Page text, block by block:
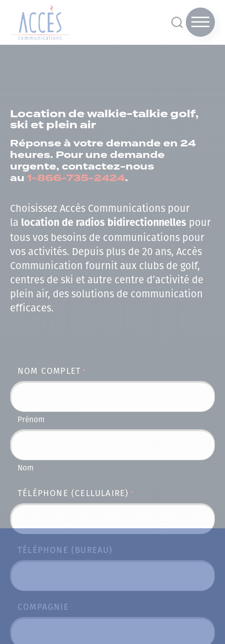
Location de walkie-talkie golf,
ski et plein air
Réponse à votre demande en 24
heures. Pour une demande
urgente, contactez-nous
au 1-866-735-2424.
Choisissez Accès Communications pour
la location de radios bidirectionnelles pour
tous vos besoins de communications pour
vos activités. Depuis plus de 20 ans, Accès
Communication fournit aux clubs de golf,
centres de ski et autre centre d’activité de
plein air, des solutions de communication
efficaces.
NOM COMPLET *
Prénom
Nom
TÉLÉPHONE (CELLULAIRE) *
TÉLÉPHONE (BUREAU)
COMPAGNIE *